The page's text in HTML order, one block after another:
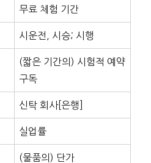
무료 체험 기간
시운전, 시승; 시행
(짧은 기간의) 시험적 예약
구독
신탁 회사[은행]
실업률
(물품의) 단가